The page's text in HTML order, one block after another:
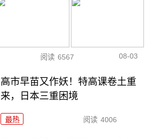
阅读 6567 08-03
高市早苗又作妖！特高课卷土重
来，日本三重困境
最热 阅读 4006